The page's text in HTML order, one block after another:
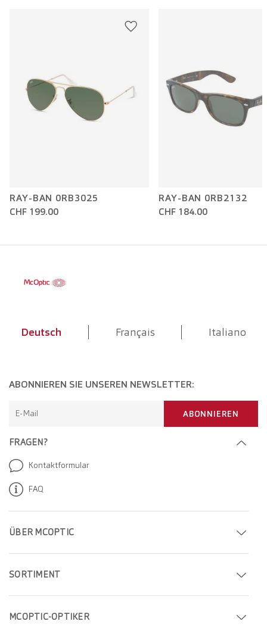
RAY-BAN 0RB3025
CHF 199.00
RAY-BAN 0RB2132
CHF 184.00
Deutsch Français Italiano
ÜBER MCOPTIC
Termin buchen
Filiale finden
Karriere
SORTIMENT
Brillen
Sonnenbrillen
MCOPTIC-OPTIKER
FRAGEN?
Kontaktformular
FAQ
ABONNIEREN SIE UNSEREN NEWSLETTER:
E-Mail ABONNIEREN